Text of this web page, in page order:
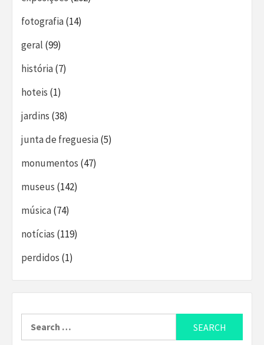
fotografia(14)
geral (99)
história(7)
hoteis (1)
jardins (38)
junta de freguesia(5)
monumentos (47)
museus (142)
música(74)
notícias (119)
perdidos (1)